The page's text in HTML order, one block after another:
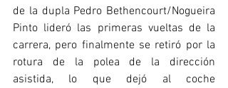
de la dupla Pedro Bethencourt/Nogueira
Pinto lideró las primeras vueltas de la
carrera, pero finalmente se retiró por la
rotura de la polea de la dirección
asistida, lo que dejó al coche